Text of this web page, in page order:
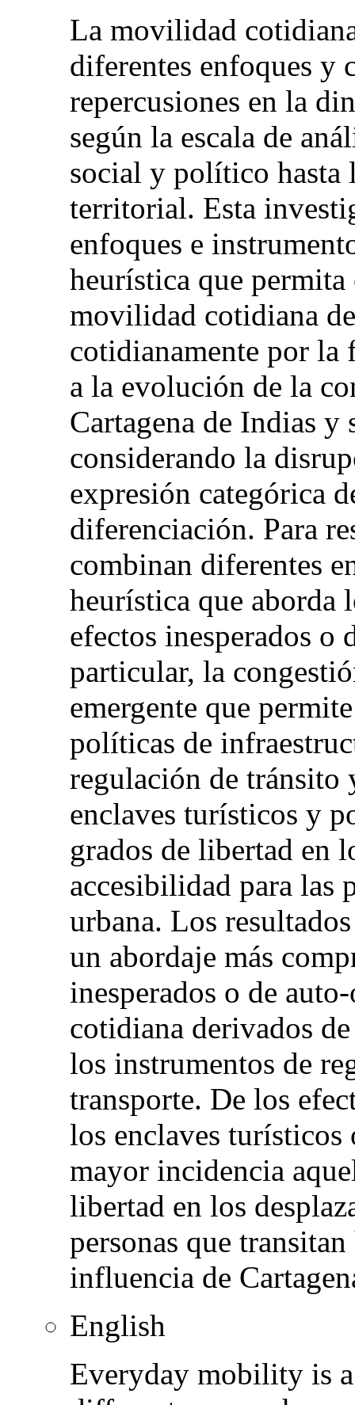
La movilidad
diferentes enfoques y
repercusiones en la
según la escala de
social y político hasta
territorial. Esta
enfoques e
heurística que
movilidad cotidiana
cotidianamente por la
a la evolución de la
Cartagena de Indias y
considerando la
expresión categórica
diferenciación. Para
combinan diferentes
heurística que aborda
efectos inesperados o
particular, la
emergente que
políticas de
regulación de tránsito
enclaves turísticos y
grados de libertad en
accesibilidad para las
urbana. Los
un abordaje más
inesperados o de
cotidiana derivados
los instrumentos de
transporte. De los
los enclaves turísticos
mayor incidencia
libertad en los
personas que
influencia de
English
Everyday mobility is